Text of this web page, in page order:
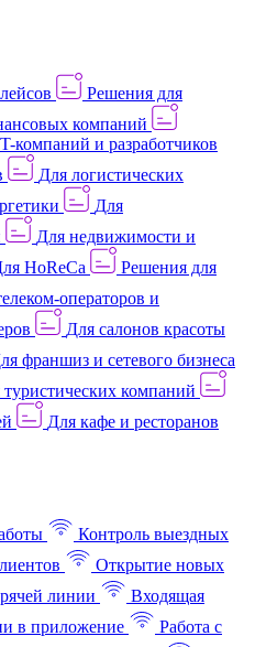
Решения для
компаний
компаний и разработчиков
Для логистических
Для
Для недвижимости и
HoReCa
Решения для
операторов и
Для салонов красоты
франшиз и сетевого бизнеса
туристических компаний
Для кафе и ресторанов
Контроль выездных
Открытие новых
линии
Входящая
в приложение
Работа с